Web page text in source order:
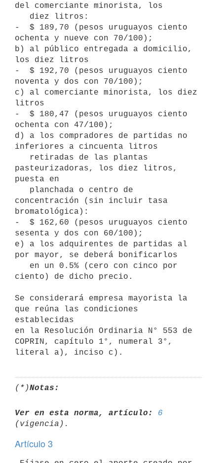
del comerciante minorista, los
-  $ 189,70 (pesos uruguayos ciento
ochenta y nueve con 70/100);
b) al público entregada a domicilio,
los diez litros
-  $ 192,70 (pesos uruguayos ciento
noventa y dos con 70/100);
c) al comerciante minorista, los diez
litros
-  $ 180,47 (pesos uruguayos ciento
ochenta con 47/100);
d) a los compradores de partidas no
inferiores a cincuenta litros
pasteurizadoras, los diez litros,
puesta en
concentración (sin incluir tasa
bromatológica):
-  $ 162,60 (pesos uruguayos ciento
sesenta y dos con 60/100);
e) a los adquirentes de partidas al
por mayor, se deberá bonificarlos
ciento) de dicho precio.
Se considerará empresa mayorista la
que reúna las condiciones
establecidas
en la Resolución Ordinaria N° 553 de
COPRIN, capítulo 1°, numeral 3°,
(*)Notas:
Ver en esta norma, artículo:
6
Artículo 3